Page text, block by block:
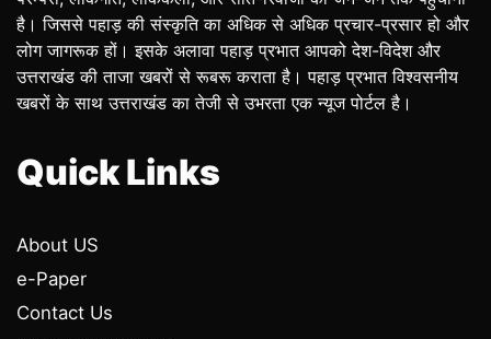
है। जिससे पहाड़ की संस्कृति का अधिक से अधिक प्रचार-प्रसार हो और
लोग जागरूक हों। इसके अलावा पहाड़ प्रभात आपको देश-विदेश और
उत्तराखंड की ताजा खबरों से रूबरू कराता है। पहाड़ प्रभात विश्वसनीय
खबरों के साथ उत्तराखंड का तेजी से उभरता एक न्यूज पोर्टल है।
Quick Links
About US
e-Paper
Contact Us